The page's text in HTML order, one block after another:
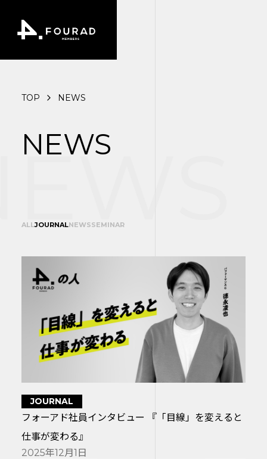
TOP NEWS
NEWS
ALLJOURNALNEWSSEMINAR
JOURNAL
フォーアド社員インタビュー 『「目線」を変えると
仕事が変わる』
2025年12月1日